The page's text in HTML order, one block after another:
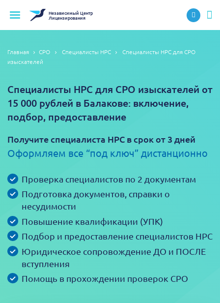
НезависимыйЦентр
Лицензирования
Главная СРО Специалисты НРС
Специалисты НРС для СРО
изыскателей
Специалисты НРС для СРО изыскателей от
15 000 рублей в Балакове: включение,
подбор, предоставление
Получите специалиста НРС в срок от 3 дней
Оформляем все “под ключ” дистанционно
Проверка специалистов по 2 документам
Подготовка документов, справки о
несудимости
Повышение квалификации (УПК)
Подбор и предоставление специалистов НРС
Юридическое сопровождение ДО и ПОСЛЕ
вступления
Помощь в прохождении проверок СРО